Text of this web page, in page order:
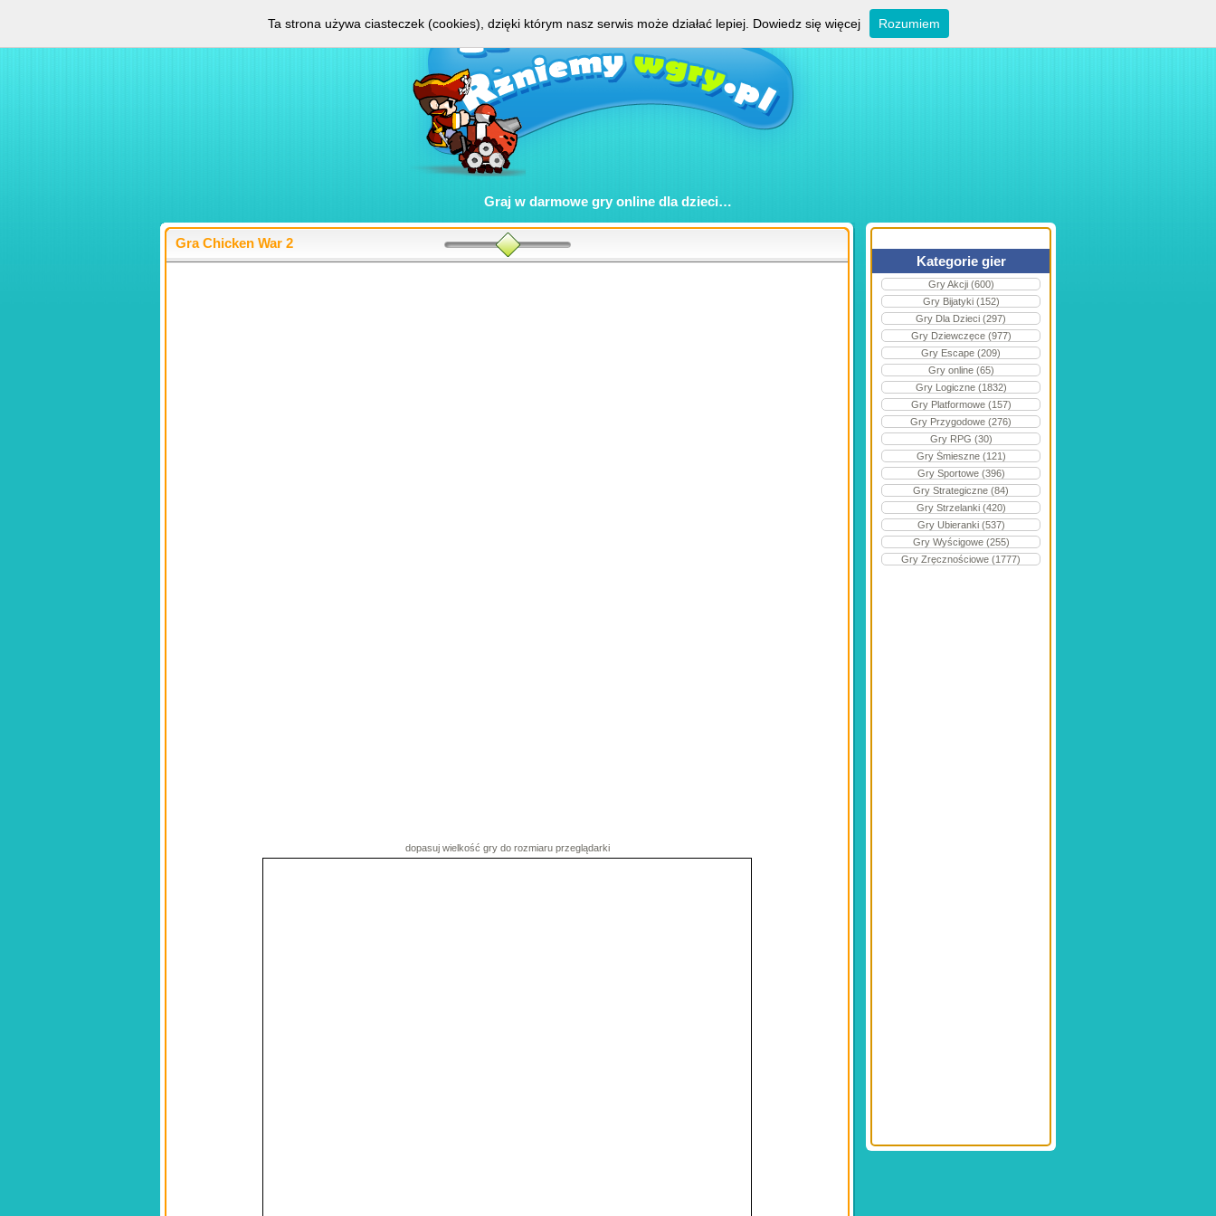
Graj w darmowe gry online dla dzieci…
Gra Chicken War 2
dopasuj wielkość gry do rozmiaru przeglądarki
Kategorie gier
Gry Akcji (600)
Gry Bijatyki (152)
Gry Dla Dzieci (297)
Gry Dziewczęce (977)
Gry Escape (209)
Gry online (65)
Gry Logiczne (1832)
Gry Platformowe (157)
Gry Przygodowe (276)
Gry RPG (30)
Gry Śmieszne (121)
Gry Sportowe (396)
Gry Strategiczne (84)
Gry Strzelanki (420)
Gry Ubieranki (537)
Gry Wyścigowe (255)
Gry Zręcznościowe (1777)
Ta strona używa ciasteczek (cookies), dzięki którym nasz serwis może działać lepiej. Dowiedz się więcej Rozumiem